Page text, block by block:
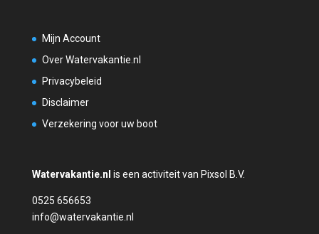
Mijn Account
Over Watervakantie.nl
Privacybeleid
Disclaimer
Verzekering voor uw boot
Watervakantie.nl is een activiteit van Pixsol B.V.
0525 656653
info@watervakantie.nl